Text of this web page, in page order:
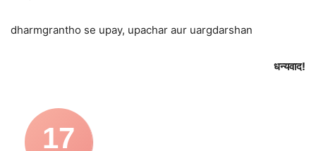
dharmgrantho se upay, upachar aur uargdarshan
धन्यवाद!
17